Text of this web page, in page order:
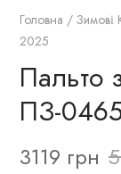
Головна /Зимові
2025
Пальто
ПЗ-
3119 грн